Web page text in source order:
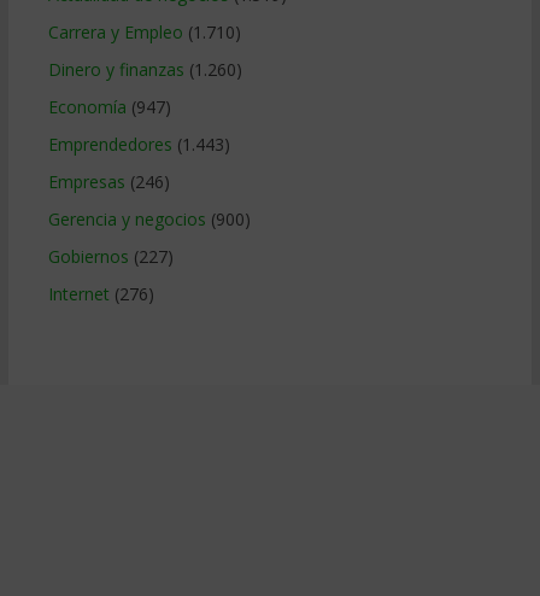
Carrera y Empleo (1.710)
Dinero y finanzas (1.260)
Economía (947)
Emprendedores (1.443)
Empresas (246)
Gerencia y negocios (900)
Gobiernos (227)
Internet (276)